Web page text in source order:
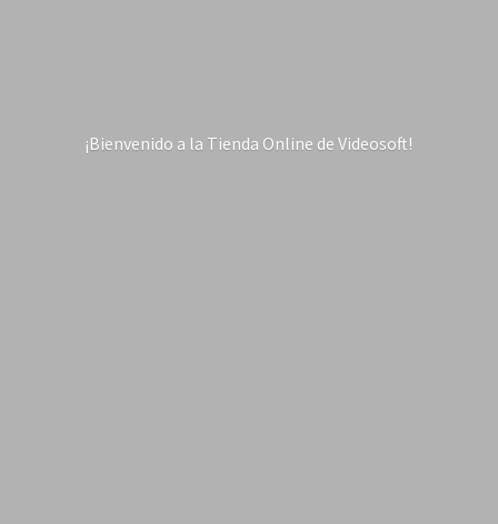
¡Bienvenido a la Tienda Online de Videosoft!